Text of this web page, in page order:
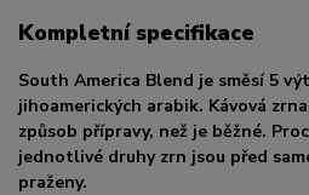
Kompletní specifikace
South America Blend je směsí 5
jihoamerických arabik. Kávová
způsob přípravy, než je běžné.
jednotlivé druhy zrn jsou před
praženy.